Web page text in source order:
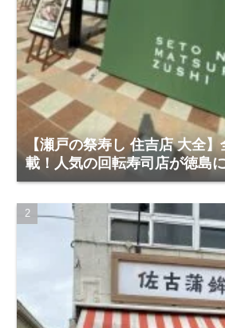
【瀬戸の祭寿し 住吉店 大全
載！人気の回転寿司店が徳島
住吉5-1-60